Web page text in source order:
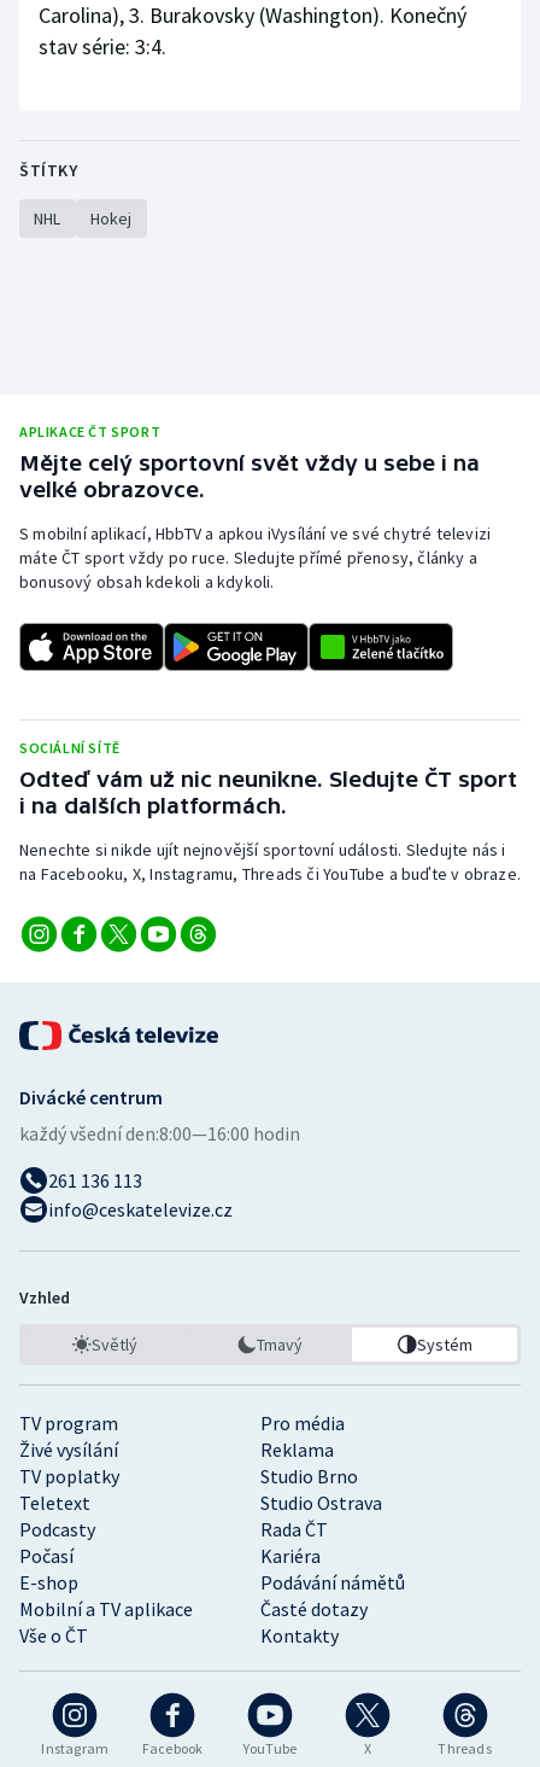
Carolina), 3. Burakovsky (Washington). Konečný
stav série: 3:4.
ŠTÍTKY
NHL Hokej
APLIKACE ČT SPORT
Mějte celý sportovní svět vždy u sebe i na
velké obrazovce.
S mobilní aplikací, HbbTV a apkou iVysílání ve své chytré televizi
máte ČT sport vždy po ruce. Sledujte přímé přenosy, články a
bonusový obsah kdekoli a kdykoli.
SOCIÁLNÍ SÍTĚ
Odteď vám už nic neunikne. Sledujte ČT sport
i na dalších platformách.
Nenechte si nikde ujít nejnovější sportovní události. Sledujte nás i
na Facebooku, X, Instagramu, Threads či YouTube a buďte v obraze.
Instagram Facebook YouTube X Threads
TV program
Pro média
Živé vysílání
Reklama
TV poplatky
Studio Brno
Teletext
Studio Ostrava
Podcasty
Rada ČT
Počasí
Kariéra
E-shop
Podávání námětů
Mobilní a TV aplikace
Časté dotazy
Vše o ČT
Kontakty
Divácké centrum
každý všední den:8:00—16:00 hodin
261 136 113
info@ceskatelevize.cz
Vzhled
Světlý Tmavý Systém